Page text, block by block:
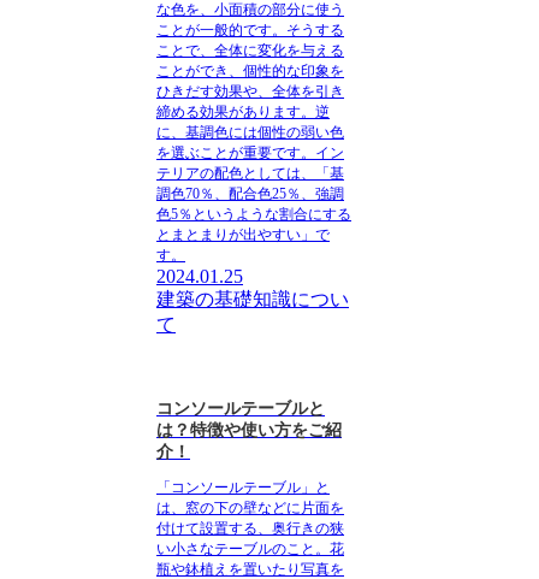
な色を、小面積の部分に使う
ことが一般的です。そうする
ことで、全体に変化を与える
ことができ、個性的な印象を
ひきだす効果や、全体を引き
締める効果があります。逆
に、 基調色には個性の弱い色
を選ぶことが重要です。イン
テリアの配色としては、
「基
調色70％、配合色25％、強調
色5％というような割合にする
とまとまりが出やすい」 で
す。
2024.01.25
建築の基礎知識につい
て
コンソールテーブルと
は？特徴や使い方をご紹
介！
「コンソールテーブル」と
は、窓の下の壁などに片面を
付けて設置する、奥行きの狭
い小さなテーブルのこと。 花
瓶や鉢植えを置いたり写真を